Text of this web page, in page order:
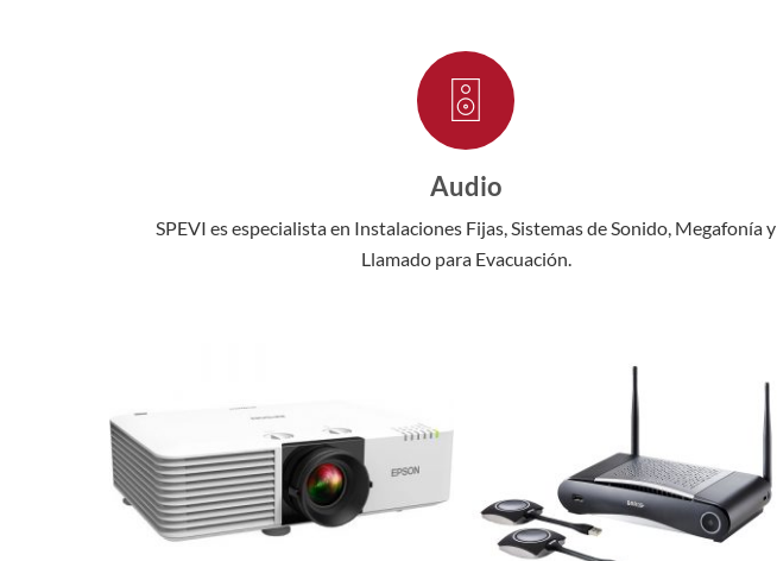
Audio
SPEVI es especialista en Instalaciones Fijas, Sistemas de Sonido, Megafonía y
Llamado para Evacuación.